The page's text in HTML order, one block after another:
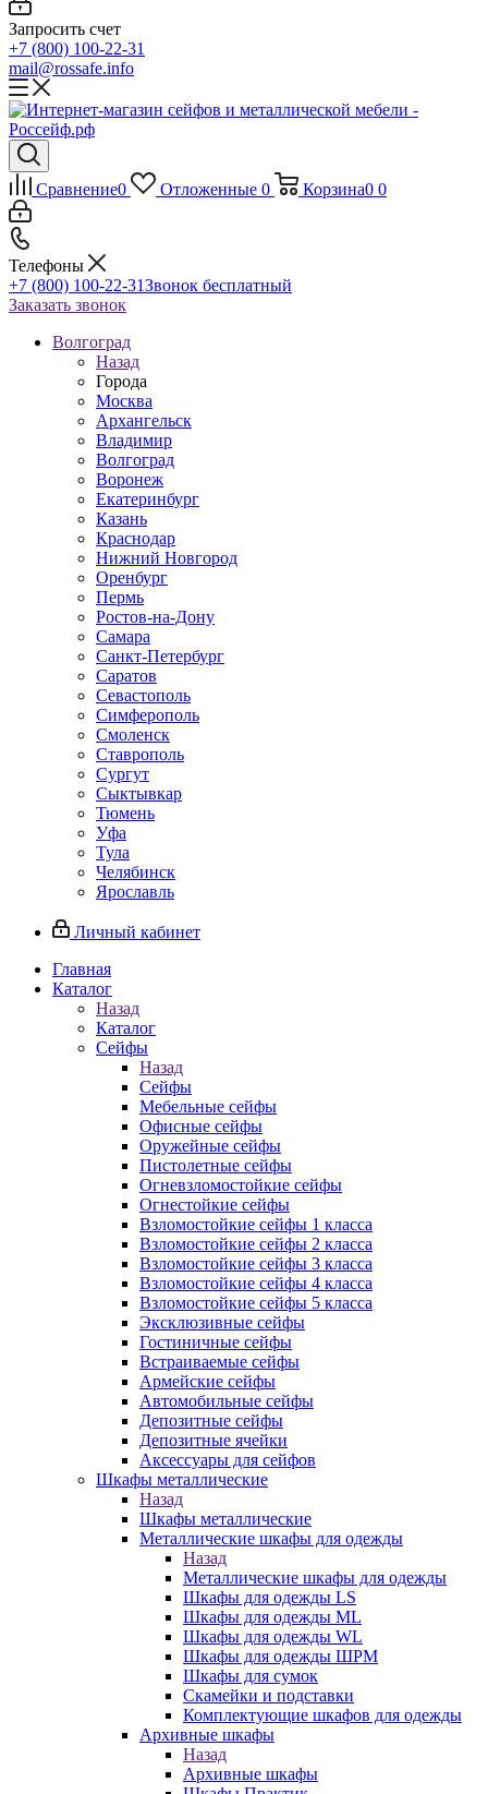
Запросить счет
+7 (800) 100-22-31
mail@rossafe.info
Сравнение0 Отложенные 0 Корзина0 0
Телефоны
+7 (800) 100-22-31Звонок бесплатный
Заказать звонок
Волгоград
Назад
Города
Москва
Архангельск
Владимир
Волгоград
Воронеж
Екатеринбург
Казань
Краснодар
Нижний Новгород
Оренбург
Пермь
Ростов-на-Дону
Самара
Санкт-Петербург
Саратов
Севастополь
Симферополь
Смоленск
Ставрополь
Сургут
Сыктывкар
Тюмень
Уфа
Тула
Челябинск
Ярославль
Личный кабинет
Главная
Каталог
Назад
Каталог
Сейфы
Назад
Сейфы
Мебельные сейфы
Офисные сейфы
Оружейные сейфы
Пистолетные сейфы
Огневзломостойкие сейфы
Огнестойкие сейфы
Взломостойкие сейфы 1 класса
Взломостойкие сейфы 2 класса
Взломостойкие сейфы 3 класса
Взломостойкие сейфы 4 класса
Взломостойкие сейфы 5 класса
Эксклюзивные сейфы
Гостиничные сейфы
Встраиваемые сейфы
Армейские сейфы
Автомобильные сейфы
Депозитные сейфы
Депозитные ячейки
Аксессуары для сейфов
Шкафы металлические
Назад
Шкафы металлические
Металлические шкафы для одежды
Назад
Металлические шкафы для одежды
Шкафы для одежды LS
Шкафы для одежды ML
Шкафы для одежды WL
Шкафы для одежды ШРМ
Шкафы для сумок
Скамейки и подставки
Комплектующие шкафов для одежды
Архивные шкафы
Назад
Архивные шкафы